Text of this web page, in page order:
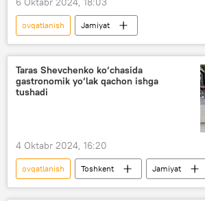
ovqatlanish
Jamiyat
Sog‘liqni saqlash vazirligi (SSV)
meva-sabzavot
go‘sht
Shifokorlar tavsiyasi
Taras Shevchenko ko‘chasida
gastronomik yo‘lak qachon ishga
tushadi
4 Oktabr 2024, 16:20
ovqatlanish Toshkent
Jamiyat
ko‘cha
Umumiy ovqatlanish korxonalari